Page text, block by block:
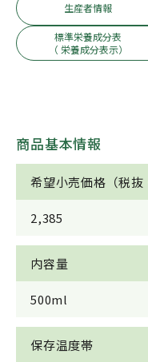
生産者情報
標準栄養成分表
（ 栄養成分表示）
商品基本情報
希望小売価格（税抜
2,385
内容量
500ml
保存温度帯